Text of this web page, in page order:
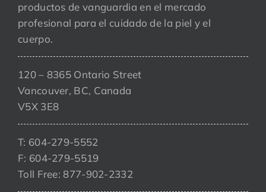
productos de vanguardia en el mercado
profesional para el cuidado de la piel y el
cuerpo.
120 – 8365 Ontario Street
Vancouver, BC, Canada
V5X 3E8
T: 604-279-5552
F: 604-279-5519
Toll Free: 877-902-2332